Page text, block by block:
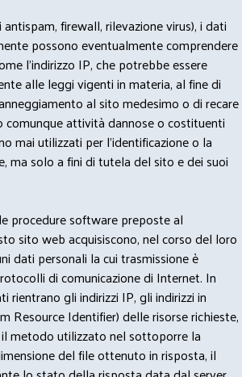
firewall, rilevazione virus), i dati
possono eventualmente comprendere
l'indirizzo IP, che potrebbe essere
alle leggi vigenti in materia, al fine di
al sito medesimo o di recare
attività dannose o costituenti
mai utilizzati per l'identificazione o la
ma solo a fini di tutela del sito e dei suoi
procedure software preposte al
sito web acquisiscono, nel corso del loro
dati personali la cui trasmissione è
di comunicazione di Internet. In
rientrano gli indirizzi IP, gli indirizzi in
Resource Identifier) delle risorse richieste,
metodo utilizzato nel sottoporre la
del file ottenuto in risposta, il